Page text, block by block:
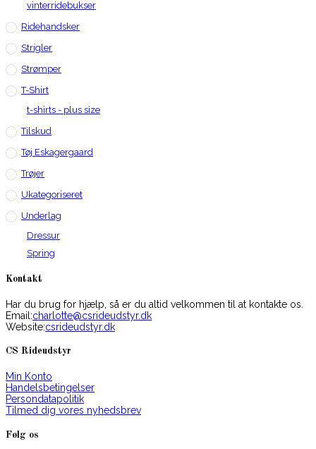
vinterridebukser
Ridehandsker
Strigler
Strømper
T-Shirt
t-shirts - plus size
Tilskud
Tøj Eskagergaard
Trøjer
Ukategoriseret
Underlag
Dressur
Spring
Kontakt
Har du brug for hjælp, så er du altid velkommen til at kontakte os.
Email:charlotte@csrideudstyr.dkOpens
Website:csrideudstyr.dk
CS Rideudstyr
Min Konto
Handelsbetingelser
Persondatapolitik
Tilmed dig vores nyhedsbrev
Følg os